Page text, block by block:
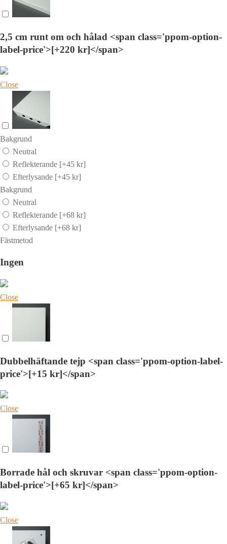
2,5 cm runt om och hålad <span class='ppom-option-
label-price'>[+220 kr]</span>
Close
Bakgrund
Neutral
Reflekterande [+45 kr]
Efterlysande [+45 kr]
Bakgrund
Neutral
Reflekterande [+68 kr]
Efterlysande [+68 kr]
Fästmetod
Ingen
Close
Dubbelhäftande tejp <span class='ppom-option-label-
price'>[+15 kr]</span>
Close
Borrade hål och skruvar <span class='ppom-option-
label-price'>[+65 kr]</span>
Close